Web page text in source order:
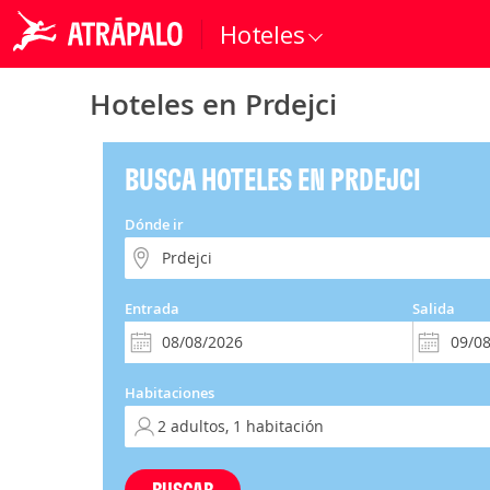
Hoteles
Hoteles en Prdejci
BUSCA HOTELES EN PRDEJCI
Dónde ir
Entrada Salida
Habitaciones